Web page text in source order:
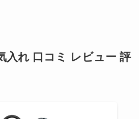
入れ 口コミ レビュー 評